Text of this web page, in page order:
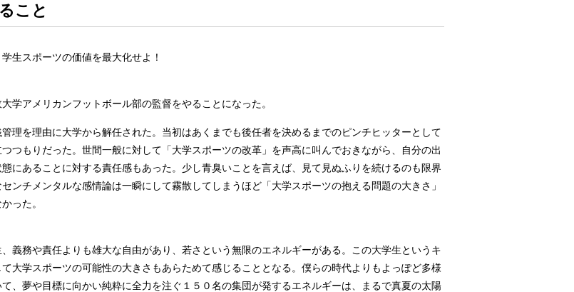
こと
学生スポーツの価値を最大化せよ！
学アメリカンフットボール部の監督をやることになった。
理を理由に大学から解任された。当初はあくまでも後任者を決めるまでのピンチヒッターとして
つもりだった。世間一般に対して「大学スポーツの改革」を声高に叫んでおきながら、自分の出
にあることに対する責任感もあった。少し青臭いことを言えば、見て見ぬふりを続けるのも限界
ンチメンタルな感情論は一瞬にして霧散してしまうほど「大学スポーツの抱える問題の大きさ」
った。
義務や責任よりも雄大な自由があり、若さという無限のエネルギーがある。この大学生というキ
大学スポーツの可能性の大きさもあらためて感じることとなる。僕らの時代よりもよっぽど多様
、夢や目標に向かい純粋に全力を注ぐ１５０名の集団が発するエネルギーは、まるで真夏の太陽